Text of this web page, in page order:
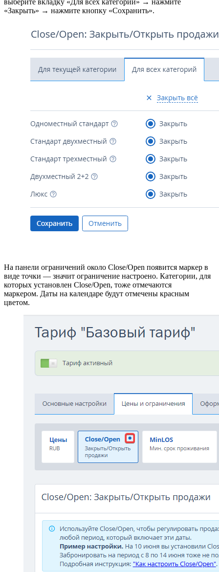
«Закрыть» → нажмите кнопку «Сохранить».
На панели ограничений около Close/Open появится маркер в
виде точки — значит ограничение настроено. Категории, для
которых установлен Close/Open, тоже отмечаются
маркером. Даты на календаре будут отмечены красным
цветом.